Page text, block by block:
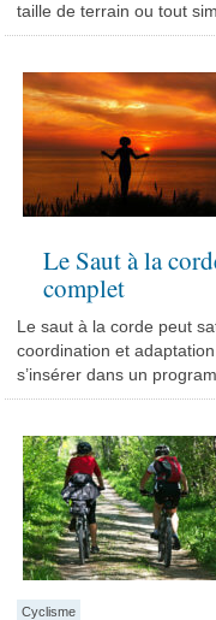
taille de terrain ou tout
Le Saut à la
complet
Le saut à la corde peut
coordination et
s’insérer dans un
Cyclisme